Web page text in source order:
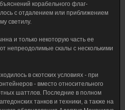
корабельного флаг-
с отдалением или приближением
светилу.
и только некоторую часть ее
непреодолимые скалы с несколькими
в скотских условиях - при
- вместо относительного
шаттлов. Последние в полном
танков и техники, а также на